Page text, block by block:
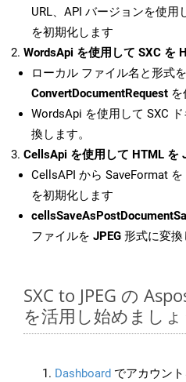
URL、API バージョンを使用
を初期化します
WordsApi を使用して SXC を
ローカル ファイル名と形式
ConvertDocumentRequest を
WordsApi を使用して SXC
換します。
CellsApi を使用して HTML を
CellsAPI から SaveFormat を
を初期化します
ファイルを JPEG 形式に変換
SXC to JPEG の
を活用し始めましょ
Dashboard でアカウン